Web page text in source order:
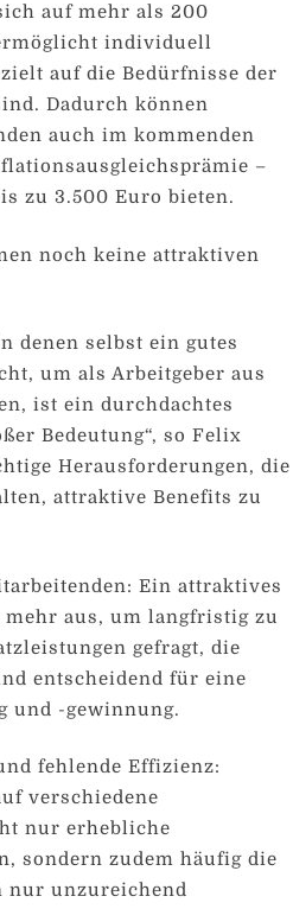
auf mehr als 200
individuell
auf die Bedürfnisse der
Dadurch können
auch im kommenden
–
zu 3.500 Euro bieten.
noch keine attraktiven
denen selbst ein gutes
um als Arbeitgeber aus
ist ein durchdachtes
Bedeutung“, so Felix
Herausforderungen, die
attraktive Benefits zu
Ein attraktives
aus, um langfristig zu
gefragt, die
entscheidend für eine
und -gewinnung.
fehlende Effizienz:
verschiedene
nur erhebliche
sondern zudem häufig die
nur unzureichend